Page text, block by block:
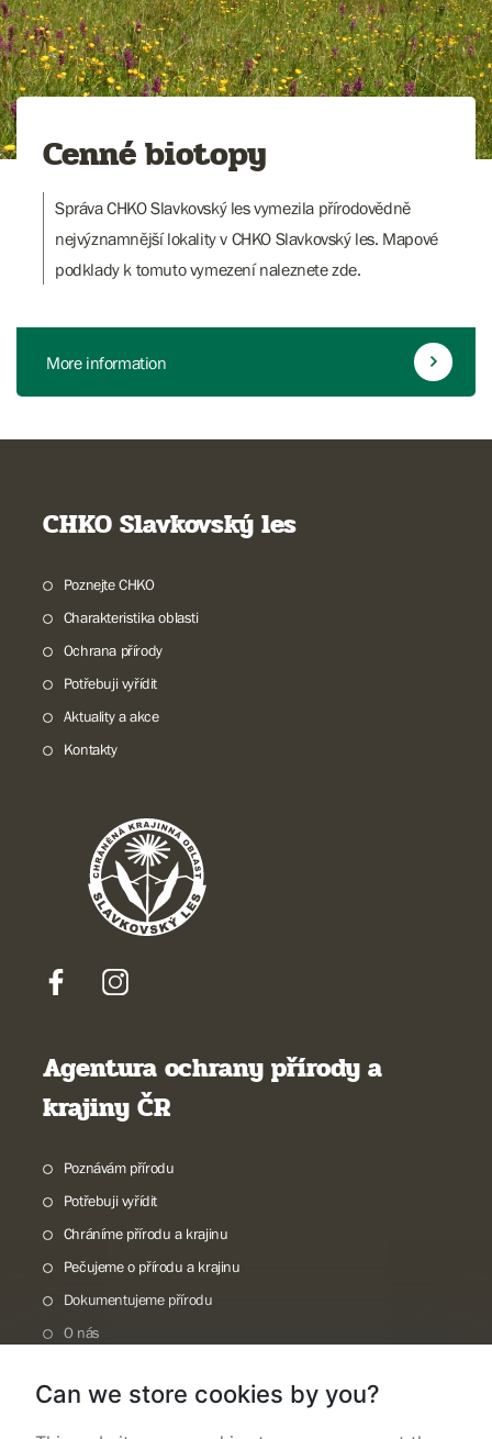
Cenné biotopy
Správa CHKO Slavkovský les vymezila přírodovědně
nejvýznamnější lokality v CHKO Slavkovský les. Mapové
podklady k tomuto vymezení naleznete zde.
More information
CHKO Slavkovský les
Poznejte CHKO
Charakteristika oblasti
Ochrana přírody
Potřebuji vyřídit
Aktuality a akce
Kontakty
Agentura ochrany přírody a
krajiny ČR
Poznávám přírodu
Potřebuji vyřídit
Chráníme přírodu a krajinu
Pečujeme o přírodu a krajinu
Dokumentujeme přírodu
O nás
Can we store cookies by you?